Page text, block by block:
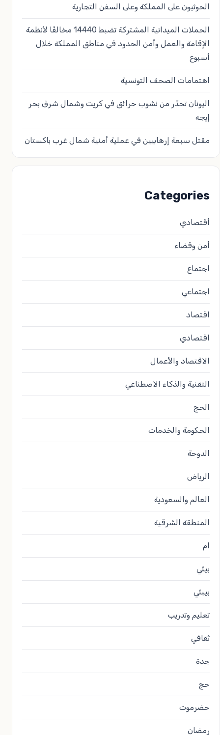
الحوثيون على المملكة وعلى السفن التجارية
الحملات الميدانية المشتركة تضبط 14440 مخالفًا لأنظمة
الإقامة والعمل وأمن الحدود في مناطق المملكة خلال
أسبوع
اهتمامات الصحف التونسية
اليونان تحذّر من نشوب حرائق في كريت وشمال شرق بحر
إيجه
مقتل سبعة إرهابيين في عملية أمنية شمال غرب باكستان
Categories
أقتصادي
أمن وقضاء
اجتماع
اجتماعي
اقتصاد
اقتصادي
الاقتصاد والأعمال
التقنية والذكاء الاصطناعي
الحج
الحكومة والخدمات
الدوحة
الرياض
العالم والسعودية
المنطقة الشرقية
ام
بيئي
بيبئي
تعليم وتدريب
ثقافي
جدة
حج
حضرموت
رمضان